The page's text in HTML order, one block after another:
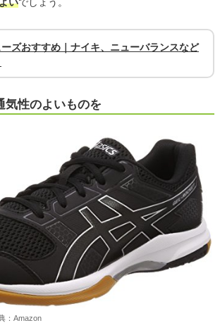
ズおすすめ｜ナイキ、ニューバランスなど
気性のよいものを
：Amazon